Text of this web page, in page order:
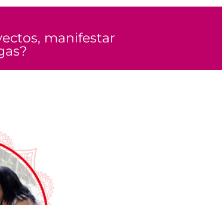
manifestar